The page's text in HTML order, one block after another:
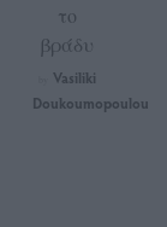
το
βράδυ
Vasiliki
Doukoumopoulou